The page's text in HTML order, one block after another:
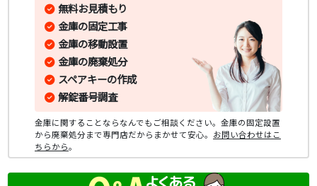
無料お見積もり
金庫の固定工事
金庫の移動設置
金庫の廃棄処分
スペアキーの作成
解錠番号調査
金庫に関することならなんでもご相談ください。金庫の固定設置
から廃棄処分まで専門店だからまかせて安心。 お問い合わせはこ
ちらから。